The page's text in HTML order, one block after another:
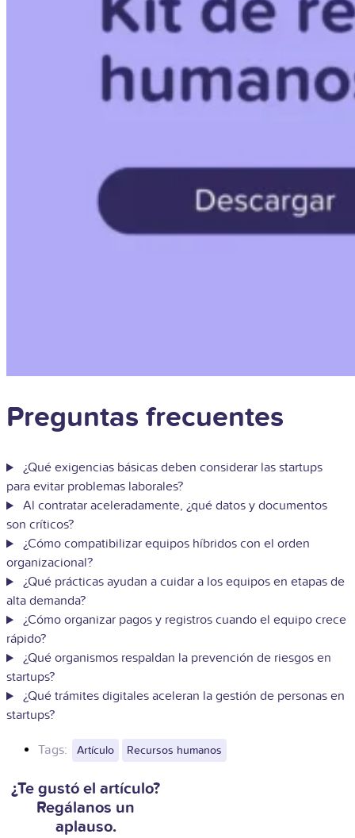
Preguntas frecuentes
¿Qué exigencias básicas deben considerar las startups
para evitar problemas laborales?
Al contratar aceleradamente, ¿qué datos y documentos
son críticos?
¿Cómo compatibilizar equipos híbridos con el orden
organizacional?
¿Qué prácticas ayudan a cuidar a los equipos en etapas de
alta demanda?
¿Cómo organizar pagos y registros cuando el equipo crece
rápido?
¿Qué organismos respaldan la prevención de riesgos en
startups?
¿Qué trámites digitales aceleran la gestión de personas en
startups?
Tags: Artículo Recursos humanos
¿Te gustó el artículo?
Regálanos un
aplauso.